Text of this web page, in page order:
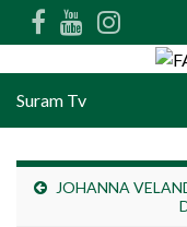
Search
Suram Tv
JOHANNA